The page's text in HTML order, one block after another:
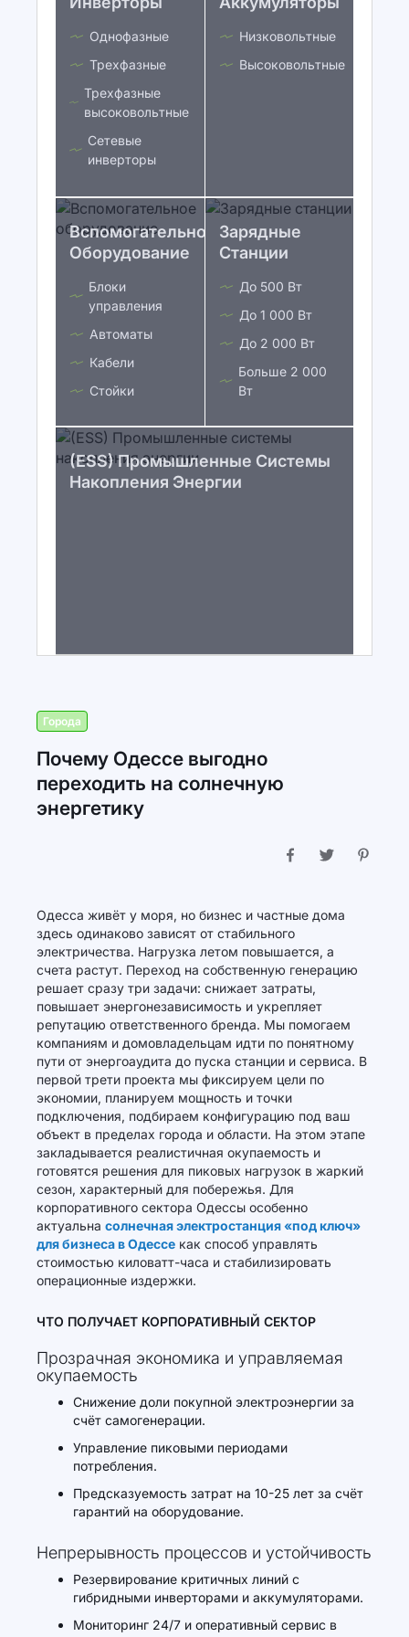
Однофазные
Трехфазные
Трехфазные
высоковольтные
Сетевые
инверторы
Низковольтные
Высоковольтные
Вспомогательное
Оборудование
Блоки
управления
Автоматы
Кабели
Стойки
Зарядные
Станции
До 500 Вт
До 1 000 Вт
До 2 000 Вт
Больше 2 000
Вт
(ESS) Промышленные Системы
Накопления Энергии
Города
Почему Одессе выгодно
переходить на солнечную
энергетику
Одесса живёт у моря, но бизнес и частные дома
здесь одинаково зависят от стабильного
электричества. Нагрузка летом повышается, а
счета растут. Переход на собственную генерацию
решает сразу три задачи: снижает затраты,
повышает энергонезависимость и укрепляет
репутацию ответственного бренда. Мы помогаем
компаниям и домовладельцам идти по понятному
пути от энергоаудита до пуска станции и сервиса. В
первой трети проекта мы фиксируем цели по
экономии, планируем мощность и точки
подключения, подбираем конфигурацию под ваш
объект в пределах города и области. На этом этапе
закладывается реалистичная окупаемость и
готовятся решения для пиковых нагрузок в жаркий
сезон, характерный для побережья. Для
корпоративного сектора Одессы особенно
актуальна солнечная электростанция «под ключ»
для бизнеса в Одессе как способ управлять
стоимостью киловатт-часа и стабилизировать
операционные издержки.
ЧТО ПОЛУЧАЕТ КОРПОРАТИВНЫЙ СЕКТОР
Прозрачная экономика и управляемая
окупаемость
Снижение доли покупной электроэнергии за
счёт самогенерации.
Управление пиковыми периодами
потребления.
Предсказуемость затрат на 10-25 лет за счёт
гарантий на оборудование.
Непрерывность процессов и устойчивость
Резервирование критичных линий с
гибридными инверторами и аккумуляторами.
Мониторинг 24/7 и оперативный сервис в